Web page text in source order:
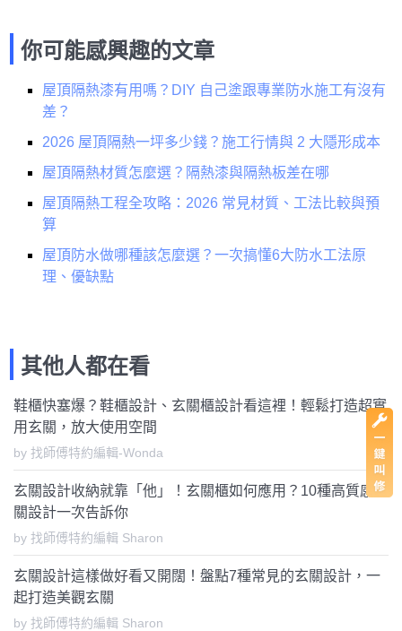
你可能感興趣的文章
屋頂隔熱漆有用嗎？DIY 自己塗跟專業防水施工有沒有
差？
2026 屋頂隔熱一坪多少錢？施工行情與 2 大隱形成本
屋頂隔熱材質怎麼選？隔熱漆與隔熱板差在哪
屋頂隔熱工程全攻略：2026 常見材質、工法比較與預
算
屋頂防水做哪種該怎麼選？一次搞懂6大防水工法原
理、優缺點
其他人都在看
鞋櫃快塞爆？鞋櫃設計、玄關櫃設計看這裡！輕鬆打造超實
用玄關，放大使用空間
by 找師傅特約編輯-Wonda
玄關設計收納就靠「他」！玄關櫃如何應用？10種高質感玄
關設計一次告訴你
by 找師傅特約編輯 Sharon
玄關設計這樣做好看又開闊！盤點7種常見的玄關設計，一
起打造美觀玄關
by 找師傅特約編輯 Sharon